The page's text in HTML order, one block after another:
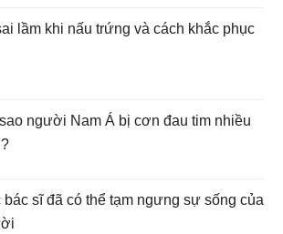
lầm khi nấu trứng và cách khắc phục
người Nam Á bị cơn đau tim nhiều
bác sĩ đã có thể tạm ngưng sự sống của